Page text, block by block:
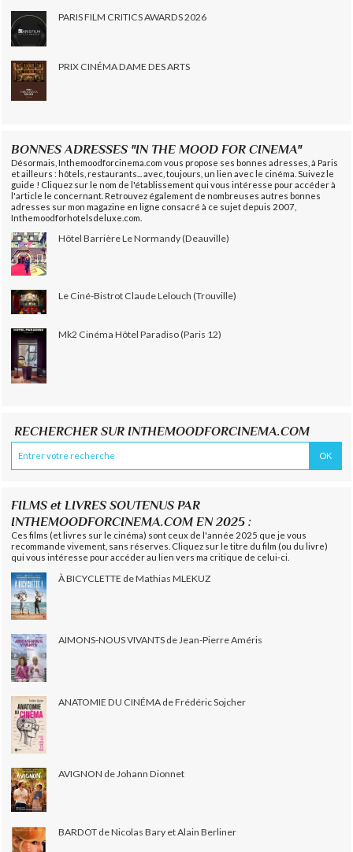
PARIS FILM CRITICS AWARDS 2026
PRIX CINÉMA DAME DES ARTS
BONNES ADRESSES "IN THE MOOD FOR CINEMA"
Désormais, Inthemoodforcinema.com vous propose ses bonnes adresses, à Paris
et ailleurs : hôtels, restaurants... avec, toujours, un lien avec le cinéma. Suivez le
guide ! Cliquez sur le nom de l'établissement qui vous intéresse pour accéder à
l'article le concernant. Retrouvez également de nombreuses autres bonnes
adresses sur mon magazine en ligne consacré à ce sujet depuis 2007,
Inthemoodforhotelsdeluxe.com.
Hôtel Barrière Le Normandy (Deauville)
Le Ciné-Bistrot Claude Lelouch (Trouville)
Mk2 Cinéma Hôtel Paradiso (Paris 12)
RECHERCHER SUR INTHEMOODFORCINEMA.COM
FILMS et LIVRES SOUTENUS PAR
INTHEMOODFORCINEMA.COM EN 2025 :
Ces films (et livres sur le cinéma) sont ceux de l'année 2025 que je vous
recommande vivement, sans réserves. Cliquez sur le titre du film (ou du livre)
qui vous intéresse pour accéder au lien vers ma critique de celui-ci.
À BICYCLETTE de Mathias MLEKUZ
AIMONS-NOUS VIVANTS de Jean-Pierre Améris
ANATOMIE DU CINÉMA de Frédéric Sojcher
AVIGNON de Johann Dionnet
BARDOT de Nicolas Bary et Alain Berliner